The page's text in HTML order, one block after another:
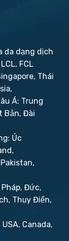
đa dạng dịch
FCL
Thái
Á: Trung
Bản, Đài
Úc
Đức,
Thụy Điển,
Canada,